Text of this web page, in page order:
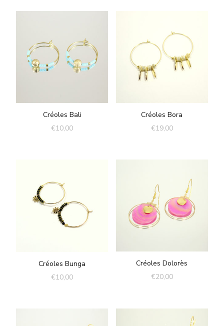
Créoles Bali
€10,00
Créoles Bora
€19,00
Créoles Bunga
€10,00
Créoles Dolorès
€20,00